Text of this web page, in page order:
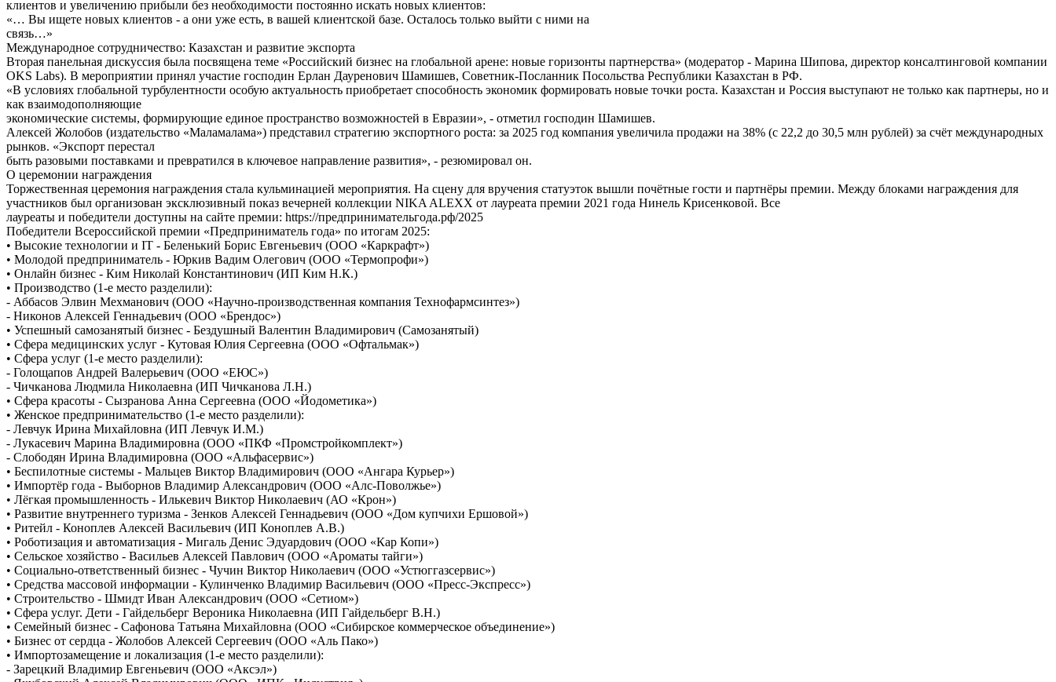
клиентов и увеличению прибыли без необходимости постоянно искать новых клиентов:
«… Вы ищете новых клиентов - а они уже есть, в вашей клиентской базе. Осталось только выйти с ними на
связь…»
Международное сотрудничество: Казахстан и развитие экспорта
Вторая панельная дискуссия была посвящена теме «Российский бизнес на глобальной арене: новые горизонты партнерства» (модератор - Марина Шипова, директор консалтинговой компании
OKS Labs). В мероприятии принял участие господин Ерлан Дауренович Шамишев, Советник-Посланник Посольства Республики Казахстан в РФ.
«В условиях глобальной турбулентности особую актуальность приобретает способность экономик формировать новые точки роста. Казахстан и Россия выступают не только как партнеры, но и
как взаимодополняющие
экономические системы, формирующие единое пространство возможностей в Евразии», - отметил господин Шамишев.
Алексей Жолобов (издательство «Маламалама») представил стратегию экспортного роста: за 2025 год компания увеличила продажи на 38% (с 22,2 до 30,5 млн рублей) за счёт международных
рынков. «Экспорт перестал
быть разовыми поставками и превратился в ключевое направление развития», - резюмировал он.
О церемонии награждения
Торжественная церемония награждения стала кульминацией мероприятия. На сцену для вручения статуэток вышли почётные гости и партнёры премии. Между блоками награждения для
участников был организован эксклюзивный показ вечерней коллекции NIKA ALEXX от лауреата премии 2021 года Нинель Крисенковой. Все
лауреаты и победители доступны на сайте премии: https://предпринимательгода.рф/2025
Победители Всероссийской премии «Предприниматель года» по итогам 2025:
• Высокие технологии и IT - Беленький Борис Евгеньевич (ООО «Каркрафт»)
• Молодой предприниматель - Юркив Вадим Олегович (ООО «Термопрофи»)
• Онлайн бизнес - Ким Николай Константинович (ИП Ким Н.К.)
• Производство (1-е место разделили):
- Аббасов Элвин Мехманович (ООО «Научно-производственная компания Технофармсинтез»)
- Никонов Алексей Геннадьевич (ООО «Брендос»)
• Успешный самозанятый бизнес - Бездушный Валентин Владимирович (Самозанятый)
• Сфера медицинских услуг - Кутовая Юлия Сергеевна (ООО «Офтальмак»)
• Сфера услуг (1-е место разделили):
- Голощапов Андрей Валерьевич (ООО «ЕЮС»)
- Чичканова Людмила Николаевна (ИП Чичканова Л.Н.)
• Сфера красоты - Сызранова Анна Сергеевна (ООО «Йодометика»)
• Женское предпринимательство (1-е место разделили):
- Левчук Ирина Михайловна (ИП Левчук И.М.)
- Лукасевич Марина Владимировна (ООО «ПКФ «Промстройкомплект»)
- Слободян Ирина Владимировна (ООО «Альфасервис»)
• Беспилотные системы - Мальцев Виктор Владимирович (ООО «Ангара Курьер»)
• Импортёр года - Выборнов Владимир Александрович (ООО «Алс-Поволжье»)
• Лёгкая промышленность - Илькевич Виктор Николаевич (АО «Крон»)
• Развитие внутреннего туризма - Зенков Алексей Геннадьевич (ООО «Дом купчихи Ершовой»)
• Ритейл - Коноплев Алексей Васильевич (ИП Коноплев А.В.)
• Роботизация и автоматизация - Мигаль Денис Эдуардович (ООО «Кар Копи»)
• Сельское хозяйство - Васильев Алексей Павлович (ООО «Ароматы тайги»)
• Социально-ответственный бизнес - Чучин Виктор Николаевич (ООО «Устюггазсервис»)
• Средства массовой информации - Кулинченко Владимир Васильевич (ООО «Пресс-Экспресс»)
• Строительство - Шмидт Иван Александрович (ООО «Сетиом»)
• Сфера услуг. Дети - Гайдельберг Вероника Николаевна (ИП Гайдельберг В.Н.)
• Семейный бизнес - Сафонова Татьяна Михайловна (ООО «Сибирское коммерческое объединение»)
• Бизнес от сердца - Жолобов Алексей Сергеевич (ООО «Аль Пако»)
• Импортозамещение и локализация (1-е место разделили):
- Зарецкий Владимир Евгеньевич (ООО «Аксэл»)